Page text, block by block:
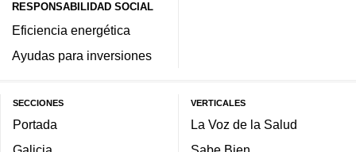
RESPONSABILIDAD SOCIAL
Eficiencia energética
Ayudas para inversiones
SECCIONES
Portada
VERTICALES
La Voz de la Salud